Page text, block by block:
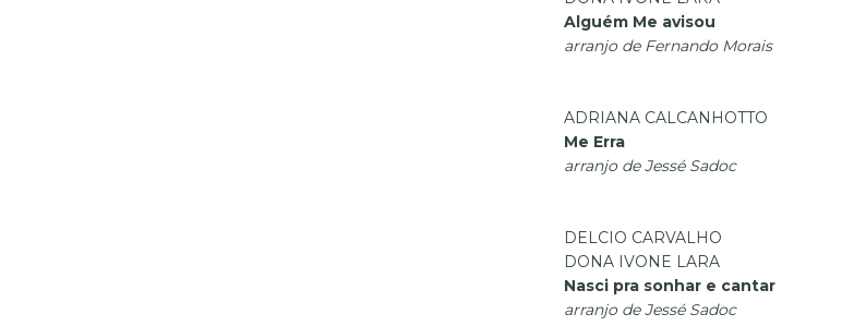
Alguém Me avisou
arranjo de Fernando Morais
ADRIANA CALCANHOTTO
Me Erra
arranjo de Jessé Sadoc
DELCIO CARVALHO
DONA IVONE LARA
Nasci pra sonhar e cantar
arranjo de Jessé Sadoc